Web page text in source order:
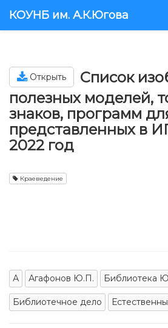
КОУНБ им. А.К.Югова
Открыть
Список
полезных моделей,
знаков, программ
представленных в
2022 год
Краеведение
А Агафонов Ю.П. Библиотека
Библиотечное дело